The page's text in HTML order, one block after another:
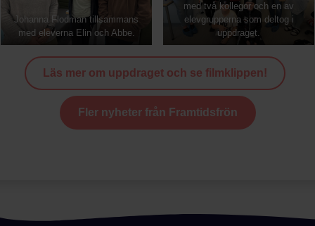
Johanna Flodman tillsammans
med eleverna Elin och Abbe.
med två kollegor och en av
elevgrupperna som deltog i
uppdraget.
Läs mer om uppdraget och se filmklippen!
Fler nyheter från Framtidsfrön